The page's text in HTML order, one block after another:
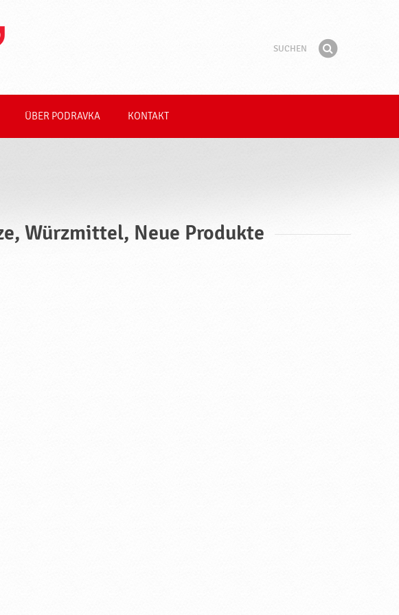
ÜBER PODRAVKA KONTAKT
Würzmittel, Neue Produkte